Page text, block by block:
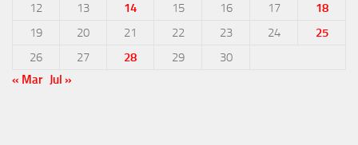
12
13 14 15 16 17
18
19
20 21 22 23 24
25
26
27 28 29
30
« Mar Jul »